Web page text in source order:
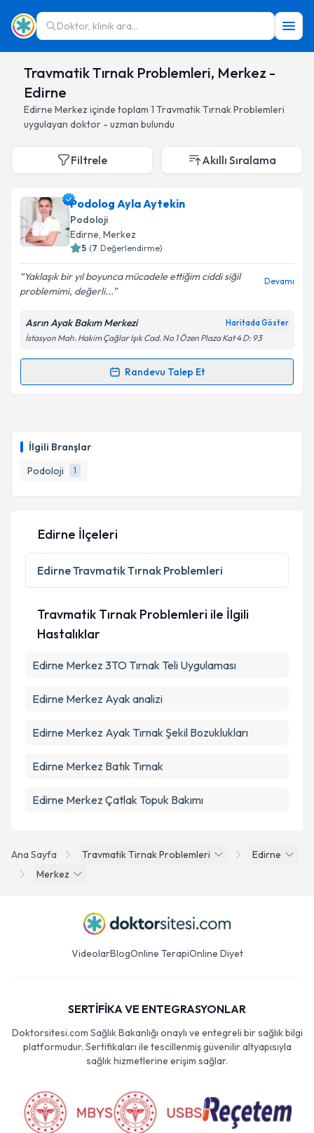
Doktor, klinik ara...
Travmatik Tırnak Problemleri, Merkez -
Edirne
Edirne Merkez içinde toplam 1 Travmatik Tırnak Problemleri
uygulayan doktor - uzman bulundu
İlgili Branşlar
Podoloji
1
Filtrele Akıllı Sıralama
Podolog Ayla Aytekin
Podoloji
Edirne, Merkez
5 (7 Değerlendirme)
Yaklaşık bir yıl boyunca mücadele ettiğim ciddi siğil
problemimi, değerli...
Devamı
Asrın Ayak Bakım Merkezi Haritada Göster
İstasyon Mah. Hakim Çağlar Işık Cad. No 1 Özen Plaza Kat 4 D: 93
Randevu Talep Et
Randevu Takvimi Talebi
takvim hazırlandığında e-posta ile bilgilendireceğiz.
E-posta Adresiniz
Kişisel verilerimin işlenmesine ilişkinAydınlatma
Metni
'ni okudum ve kişisel verilerimin belirtilen
kapsamda işlenmesini kabul ediyorum.
Takvim Talebini Gönder
Ana Sayfa Travmatik Tirnak Problemleri
Edirne
Merkez
Edirne İlçeleri
EdirneTravmatik Tırnak Problemleri
Travmatik Tırnak Problemleri ile İlgili
Hastalıklar
Edirne Merkez 3TO Tırnak Teli Uygulaması
Edirne Merkez Ayak analizi
Edirne Merkez Ayak Tırnak Şekil Bozuklukları
Edirne Merkez Batık Tırnak
Edirne Merkez Çatlak Topuk Bakımı
VideolarBlogOnline TerapiOnline Diyet
SERTİFİKA VE ENTEGRASYONLAR
Doktorsitesi.com Sağlık Bakanlığı onaylı ve entegreli bir sağlık bilgi
platformudur. Sertifikaları ile tescillenmiş güvenilir altyapısıyla
sağlık hizmetlerine erişim sağlar.